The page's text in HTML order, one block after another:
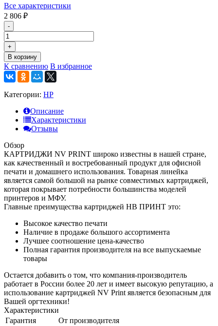
Все характеристики
2 806 ₽
-
+
В корзину
К сравнению В избранное
Категории: HP
Описание
Характеристики
Отзывы
Обзор
КАРТРИДЖИ NV PRINT широко известны в нашей стране,
как качественный и востребованный продукт для офисной
печати и домашнего использования. Товарная линейка
является самой большой на рынке совместимых картриджей,
которая покрывает потребности большинства моделей
принтеров и МФУ.
Главные преимущества картриджей НВ ПРИНТ это:
Высокое качество печати
Наличие в продаже большого ассортимента
Лучшее соотношение цена-качество
Полная гарантия производителя на все выпускаемые
товары
Остается добавить о том, что компания-производитель
работает в России более 20 лет и имеет высокую репутацию, а
использование картриджей NV Print является безопасным для
Вашей оргтехники!
Характеристики
Гарантия
От производителя